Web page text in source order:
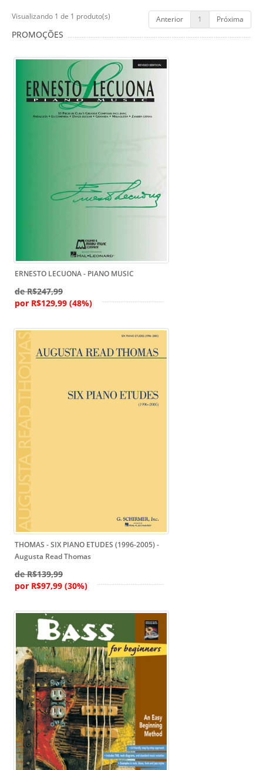
Visualizando 1 de 1 produto(s) Anterior 1 Próxima
PROMOÇÕES
ERNESTO LECUONA - PIANO MUSIC
de R$247,99
por R$129,99 (48%)
THOMAS - SIX PIANO ETUDES (1996-2005) -
Augusta Read Thomas
de R$139,99
por R$97,99 (30%)